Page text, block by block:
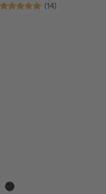
(14)